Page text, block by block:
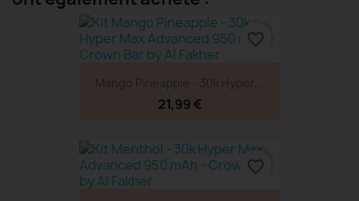
Mango Pineapple - 30k Hyper...
21,99 €
favorite_border
favorite_border